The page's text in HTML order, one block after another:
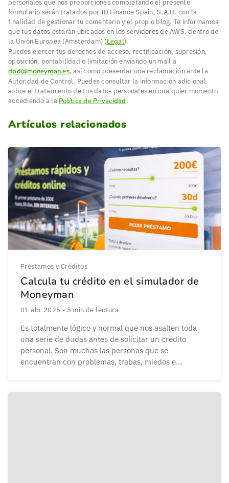
personales que nos proporciones completando el presente
formulario serán tratados por ID Finance Spain, S.A.U. con la
finalidad de gestionar tu comentario y el propio blog. Te informamos
que tus datos estarán ubicados en los servidores de AWS. dentro de
la Unión Europea (Amsterdam) (Legal).
Puedes ejercer tus derechos de acceso, rectificación, supresión,
oposición, portabilidad o limitación enviando un mail a
dpd@moneyman.es, así como presentar una reclamación ante la
Autoridad de Control. Puedes consultar la información adicional
sobre el tratamiento de tus datos personales en cualquier momento
accediendo a la Política de Privacidad.
Artículos relacionados
Préstamos y Créditos
Calcula tu crédito en el simulador de
Moneyman
01 abr 2026 • 5 min de lectura
Es totalmente lógico y normal que nos asalten toda
una serie de dudas antes de solicitar un crédito
personal. Son muchas las personas que se
encuentran con problemas, trabas, miedos e